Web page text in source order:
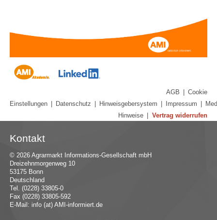
AGB
Cookie
Einstellungen
Datenschutz Hinweisgebersystem Impressum
Hinweise
Vertrag widerrufen
Kontakt
© 2026 Agrarmarkt Informations-Gesellschaft mbH
Dreizehnmorgenweg 10
53175 Bonn
Deutschland
Tel. (0228) 33805-0
Fax (0228) 33805-592
E-Mail: info (at) AMI-informiert.de